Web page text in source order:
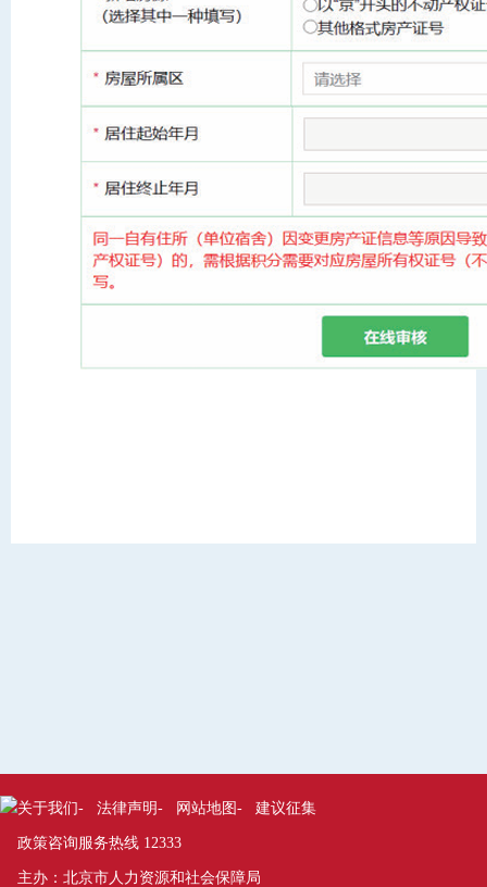
关于我们- 法律声明- 网站地图- 建议征集
政策咨询服务热线 12333
主办：北京市人力资源和社会保障局